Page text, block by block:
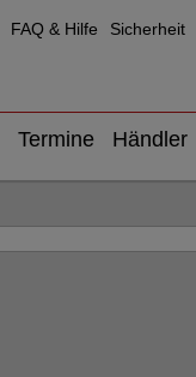
FAQ & Hilfe Sicherheit
Termine Händler